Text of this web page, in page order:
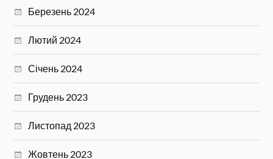
Березень 2024
Лютий 2024
Січень 2024
Грудень 2023
Листопад 2023
Жовтень 2023